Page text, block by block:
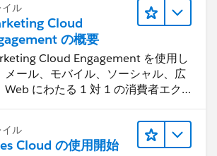
イル
Cloud
の概要
Cloud Engagement を使用し
メール、モバイル、ソーシャル、広
Web にわたる 1 対 1 の消費者エク
イル
Cloud の使用開始